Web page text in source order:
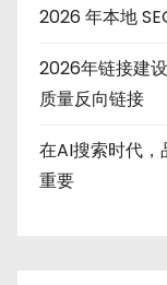
2026 年本地
2026年链接建
质量反向链接
在AI搜索时代
重要